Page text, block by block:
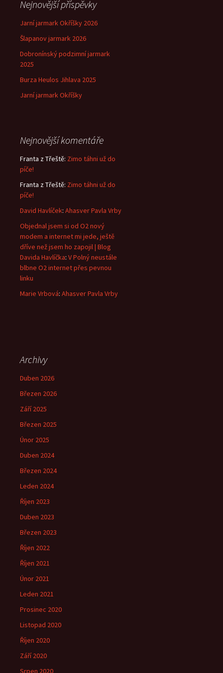
Nejnovější příspěvky
Jarní jarmark Okříšky 2026
Šlapanov jarmark 2026
Dobronínský podzimní jarmark
2025
Burza Heulos Jihlava 2025
Jarní jarmark Okříšky
Nejnovější komentáře
Franta z Třeště: Zimo táhni už do
píče!
Franta z Třeště: Zimo táhni už do
píče!
David Havlíček: Ahasver Pavla Vrby
Objednal jsem si od O2 nový
modem a internet mi jede, ještě
dříve než jsem ho zapojil | Blog
Davida Havlíčka: V Polný neustále
blbne O2 internet přes pevnou
linku
Marie Vrbová: Ahasver Pavla Vrby
Archivy
Duben 2026
Březen 2026
Září 2025
Březen 2025
Únor 2025
Duben 2024
Březen 2024
Leden 2024
Říjen 2023
Duben 2023
Březen 2023
Říjen 2022
Říjen 2021
Únor 2021
Leden 2021
Prosinec 2020
Listopad 2020
Říjen 2020
Září 2020
Srpen 2020